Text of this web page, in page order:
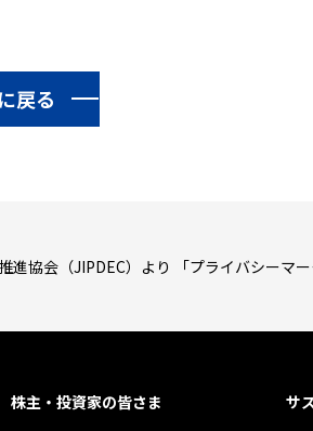
戻る
協会（JIPDEC）より 「プライバシーマ
株主・投資家の皆さま サ